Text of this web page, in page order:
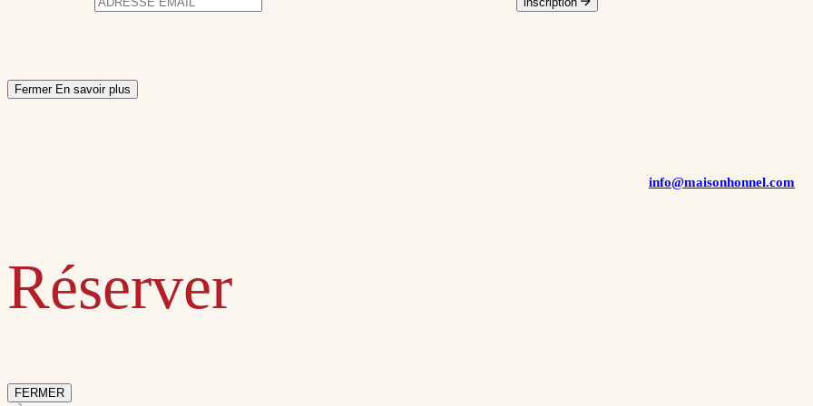
Fermer En savoir plus
info@maisonhonnel.com
Réserver
FERMER